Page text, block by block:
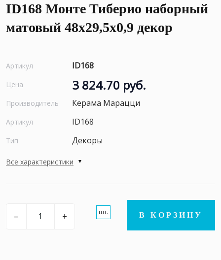
ID168 Монте Тиберио наборный
матовый 48x29,5x0,9 декор
Артикул ID168
Цена 3 824.70 руб.
Производитель Керама Марацци
Артикул ID168
Тип Декоры
Все характеристики
– + шт. В КОРЗИНУ